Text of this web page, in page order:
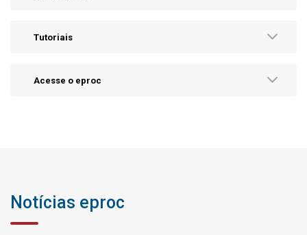
Tutoriais
Acesse o eproc
Notícias eproc